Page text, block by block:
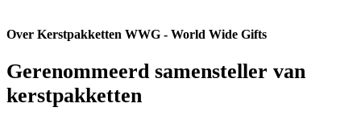
Over Kerstpakketten WWG - World Wide Gifts
Gerenommeerd samensteller van
kerstpakketten